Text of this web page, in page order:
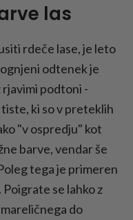
las
rdeče lase, je leto
odtenek je
podtoni -
ki so v preteklih
"v ospredju" kot
barve, vendar še
tega je primeren
se lahko z
do